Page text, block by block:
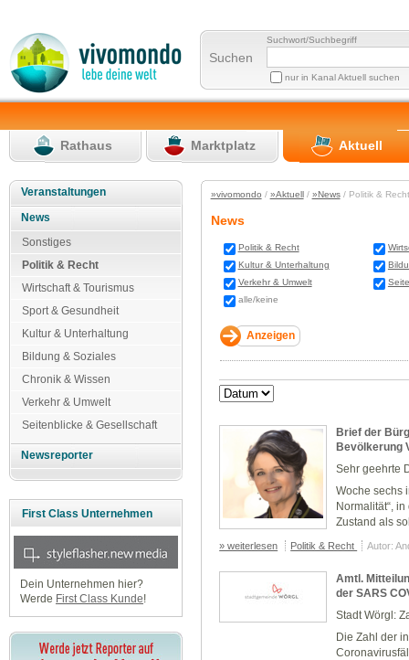
Suchen
Suchwort/Suchbegriff
nur in Kanal Aktuell suchen
Rathaus Marktplatz Aktuell
Veranstaltungen
News
Sonstiges
Politik & Recht
Wirtschaft & Tourismus
Sport & Gesundheit
Kultur & Unterhaltung
Bildung & Soziales
Chronik & Wissen
Verkehr & Umwelt
Seitenblicke & Gesellschaft
Newsreporter
First Class Unternehmen
Dein Unternehmen hier?
Werde First Class Kunde!
»vivomondo / »Aktuell/ »News/ Politik &
News
Politik & Recht
Kultur & Unterhaltung
Verkehr & Umwelt
alle/keine
Brief der
Bevölkerung
Sehr geehrte
Woche sechs
Normalität“,
Zustand als
» weiterlesen Politik & Recht Autor:
Amtl.
der SARS
Stadt Wörgl:
Die Zahl der